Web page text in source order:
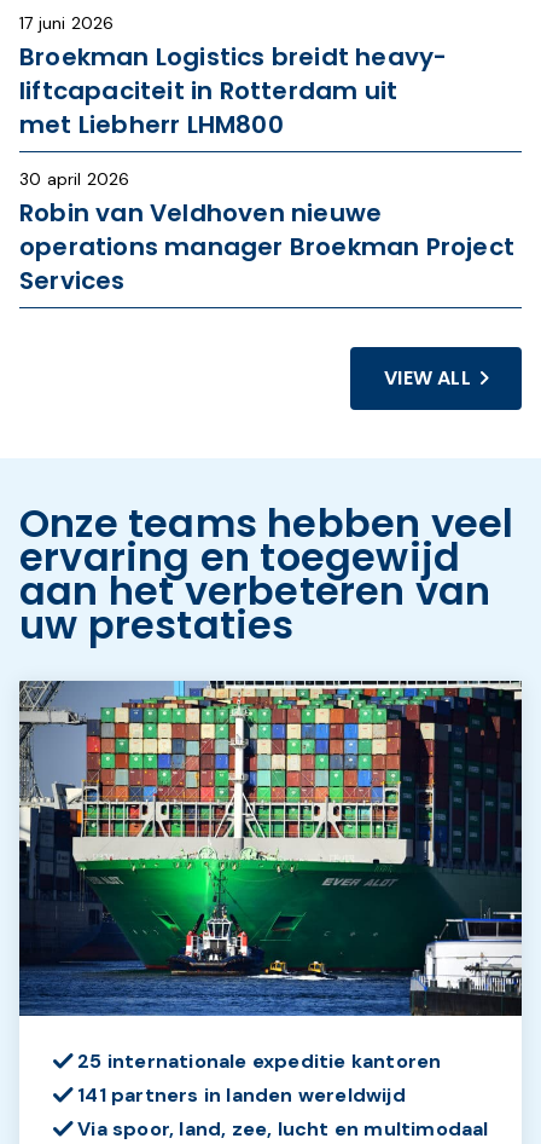
17 juni 2026
Broekman Logistics breidt heavy-
liftcapaciteit in Rotterdam uit
met Liebherr LHM800
30 april 2026
Robin van Veldhoven nieuwe
operations manager Broekman Project
Services
VIEW ALL
Onze teams hebben veel
ervaring en toegewijd
aan het verbeteren van
uw prestaties
25 internationale expeditie kantoren
141 partners in landen wereldwijd
Via spoor, land, zee, lucht en multimodaal